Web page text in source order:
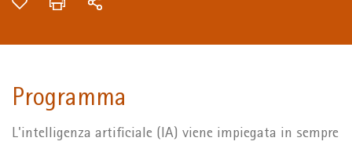
Programma
L'intelligenza artificiale (IA) viene impiegata in sempre